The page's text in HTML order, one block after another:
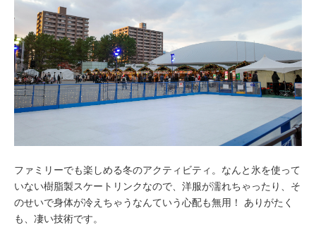
ファミリーでも楽しめる冬のアクティビティ。なんと氷を使って
いない樹脂製スケートリンクなので、洋服が濡れちゃったり、そ
のせいで身体が冷えちゃうなんていう心配も無用！ ありがたく
も、凄い技術です。